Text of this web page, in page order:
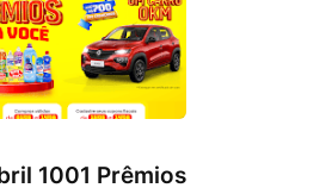
1001 Prêmios